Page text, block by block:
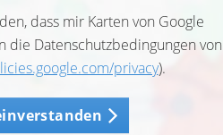
dass mir Karten von Google
die Datenschutzbedingungen von
privacy).